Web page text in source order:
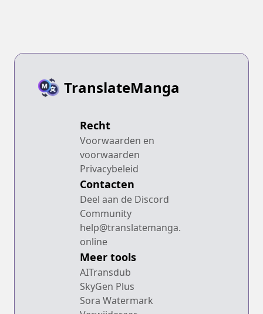
TranslateManga
Recht
Voorwaarden en
voorwaarden
Privacybeleid
Contacten
Deel aan de Discord
Community
help@translatemanga.
online
Meer tools
AITransdub
SkyGen Plus
Sora Watermark